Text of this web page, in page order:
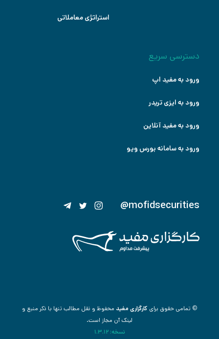
@mofidsecurities
استراتژی معاملاتی
دسترسی سریع
ورود به مفید اپ
ورود به ایزی تریدر
ورود به مفید آنلاین
ورود به سامانه بورس ویو
© تمامی حقوق برای کارگزاری مفید محفوظ و نقل مطالب تنها با ذکر منبع و
لینک آن مجاز است.
نسخه: 1.3.12